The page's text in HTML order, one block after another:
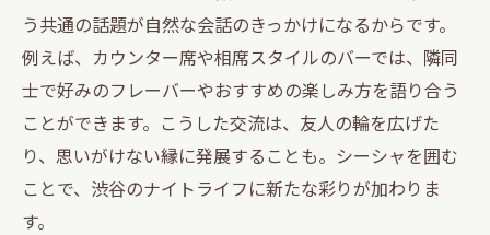
う共通の話題が自然な会話のきっかけになるからです。
例えば、カウンター席や相席スタイルのバーでは、隣同
士で好みのフレーバーやおすすめの楽しみ方を語り合う
ことができます。こうした交流は、友人の輪を広げた
り、思いがけない縁に発展することも。シーシャを囲む
ことで、渋谷のナイトライフに新たな彩りが加わりま
す。